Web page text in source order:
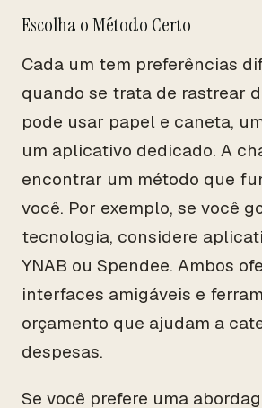
Escolha o Método Certo
Cada um tem preferências
quando se trata de rastrear
pode usar papel e caneta,
um aplicativo dedicado. A
encontrar um método que
você. Por exemplo, se você
tecnologia, considere
YNAB ou Spendee. Ambos
interfaces amigáveis e
orçamento que ajudam a
despesas.
Se você prefere uma